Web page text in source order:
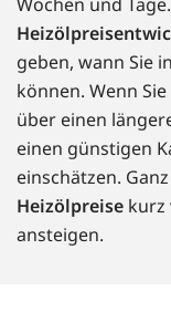
geben, wann Sie
können. Wenn
über einen
einen günstigen
einschätzen.
Heizölpreise kurz
ansteigen.